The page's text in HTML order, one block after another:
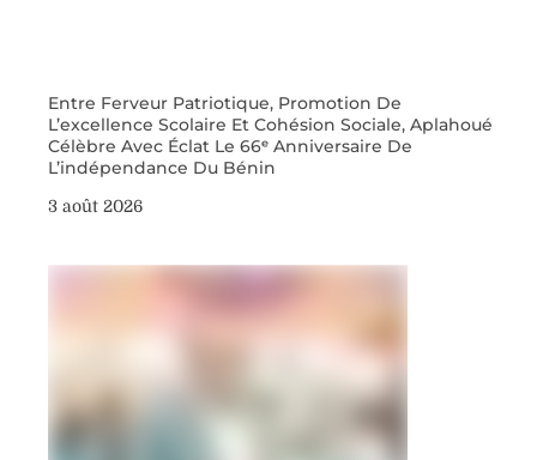
Entre Ferveur Patriotique, Promotion De
L’excellence Scolaire Et Cohésion Sociale, Aplahoué
Célèbre Avec Éclat Le 66ᵉ Anniversaire De
L’indépendance Du Bénin
3 août 2026